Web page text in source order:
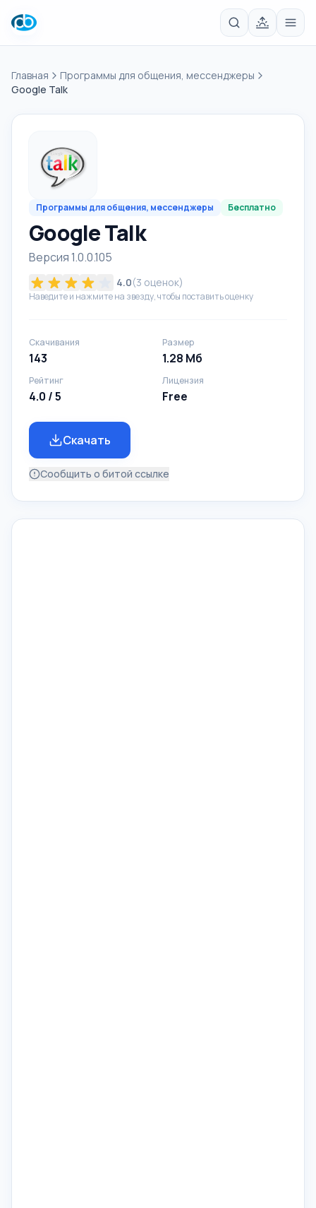
Главная
Программы для общения, мессенджеры
Google Talk
Программы для общения, мессенджеры Бесплатно
Google Talk
Версия 1.0.0.105
4.0(3 оценок)
Наведите и нажмите на звезду, чтобы поставить оценку
Скачивания
143
Размер
1.28 Mб
Рейтинг
4.0 / 5
Лицензия
Free
Скачать
Сообщить о битой ссылке